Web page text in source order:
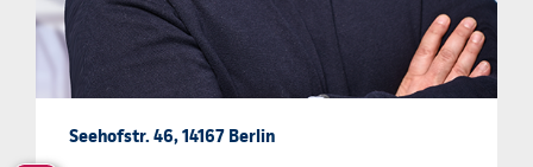
Seehofstr. 46, 14167 Berlin